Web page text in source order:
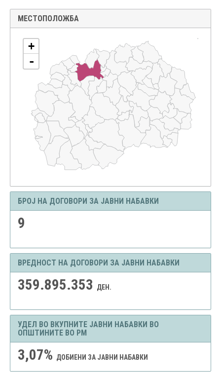
МЕСТОПОЛОЖБА
+
-
БРОЈ НА ДОГОВОРИ ЗА ЈАВНИ НАБАВКИ
9
ВРЕДНОСТ НА ДОГОВОРИ ЗА ЈАВНИ НАБАВКИ
359.895.353 ДЕН.
УДЕЛ ВО ВКУПНИТЕ ЈАВНИ НАБАВКИ ВО
ОПШТИНИТЕ ВО РМ
3,07% ДОБИЕНИ ЗА ЈАВНИ НАБАВКИ